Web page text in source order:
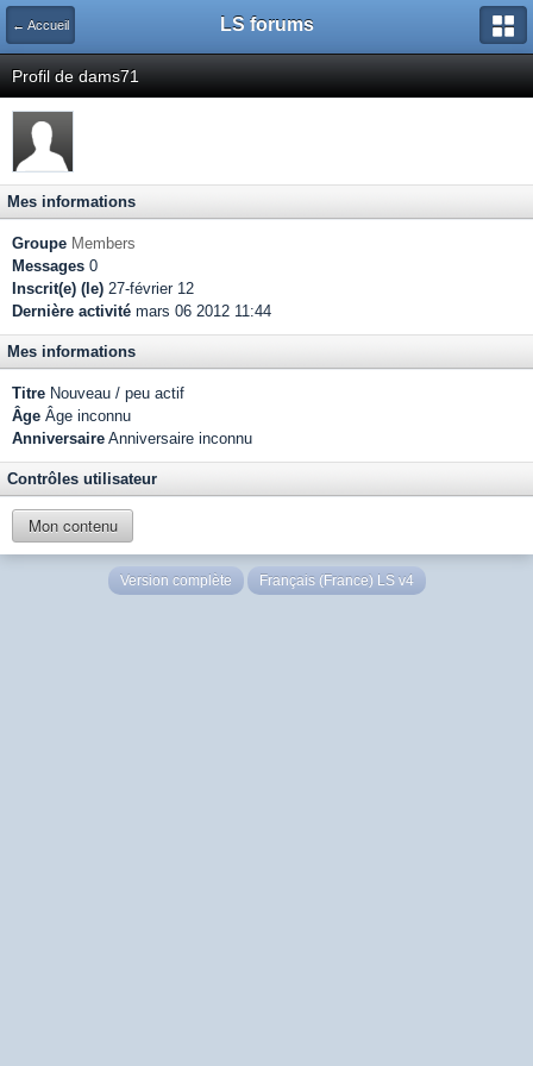
← Accueil LS forums
Profil de dams71
Mes informations
Groupe Members
Messages 0
Inscrit(e) (le) 27-février 12
Dernière activité mars 06 2012 11:44
Mes informations
Titre Nouveau / peu actif
Âge Âge inconnu
Anniversaire Anniversaire inconnu
Contrôles utilisateur
Mon contenu
Version complète Français (France) LS v4